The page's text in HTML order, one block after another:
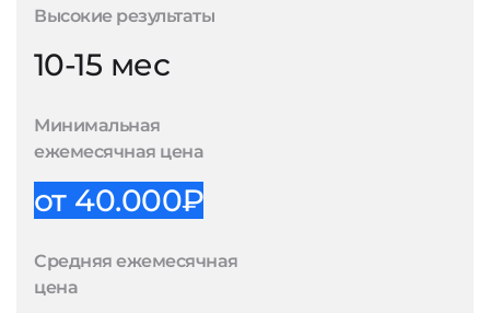
Высокие результаты
10-15 мес
Минимальная
ежемесячная цена
от 40.000₽
Средняя ежемесячная
цена